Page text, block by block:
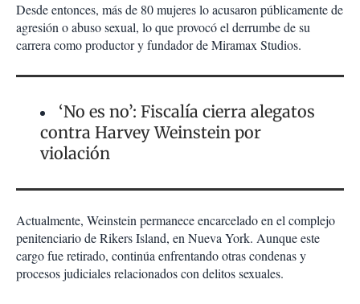
Desde entonces, más de 80 mujeres lo acusaron públicamente de
agresión o abuso sexual, lo que provocó el derrumbe de su
carrera como productor y fundador de Miramax Studios.
‘No es no’: Fiscalía cierra alegatos
contra Harvey Weinstein por
violación
Actualmente, Weinstein permanece encarcelado en el complejo
penitenciario de Rikers Island, en Nueva York. Aunque este
cargo fue retirado, continúa enfrentando otras condenas y
procesos judiciales relacionados con delitos sexuales.